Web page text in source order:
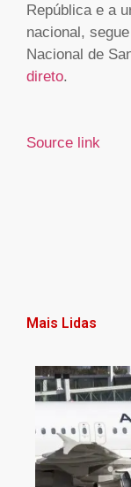
República e a
nacional,
Nacional de
direto.
Source link
Mais Lidas